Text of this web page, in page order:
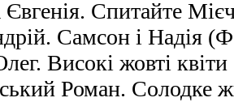
Євгенія. Спитайте
Самсон і Надія
Високі жовті
Роман. Солодке